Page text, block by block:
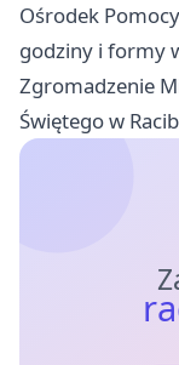
Ośrodek
godziny i formy
Zgromadzenie
Świętego w